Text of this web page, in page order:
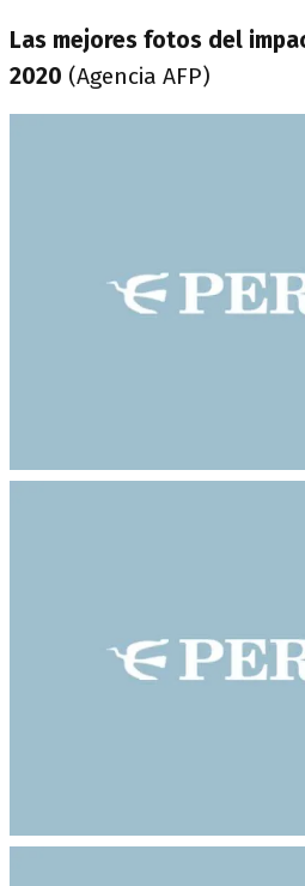
Las mejores fotos del
2020 (Agencia AFP)